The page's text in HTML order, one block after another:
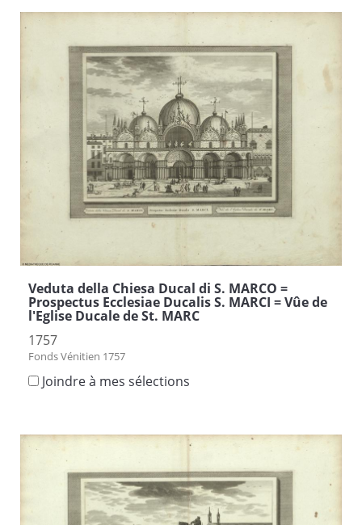
Veduta della Chiesa Ducal di S. MARCO =
Prospectus Ecclesiae Ducalis S. MARCI = Vûe de
l'Eglise Ducale de St. MARC
1757
Fonds Vénitien 1757
Joindre à mes sélections